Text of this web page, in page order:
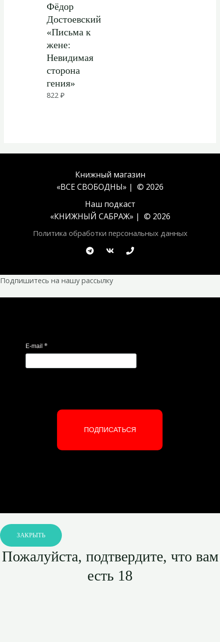
Фёдор
Достоевский
«Письма к
жене:
Невидимая
сторона
гения»
822₽
Книжный магазин
«ВСЕ СВОБОДНЫ» | © 2026
Наш подкаст
«КНИЖНЫЙ САБРАЖ» | © 2026
Политика обработки персональных данных
Подпишитесь на нашу рассылку
E-mail *
ПОДПИСАТЬСЯ
ЗАКРЫТЬ
Пожалуйста, подтвердите, что вам
есть 18